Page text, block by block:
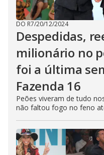
DO R7/20/12/2024
Despedidas,
milionário no
foi a última
Fazenda 16
Peões viveram de tudo
não faltou fogo no feno